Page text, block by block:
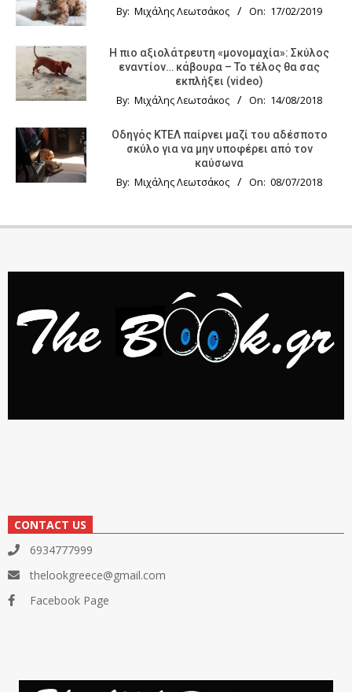
By: Μιχάλης Λεωτσάκος On: 17/02/2019
Η πιο αξιολάτρευτη «μονομαχία»: Σκύλος
εναντίον… κάβουρα – Το τέλος θα σας
εκπλήξει (video)
By: Μιχάλης Λεωτσάκος On: 14/08/2018
Οδηγός KTΕΛ παίρνει μαζί του αδέσποτο
σκύλο για να μην υποφέρει από τον
καύσωνα
By: Μιχάλης Λεωτσάκος On: 08/07/2018
CONTACT US
6934777999
thelookgreece@gmail.com
Facebook Page